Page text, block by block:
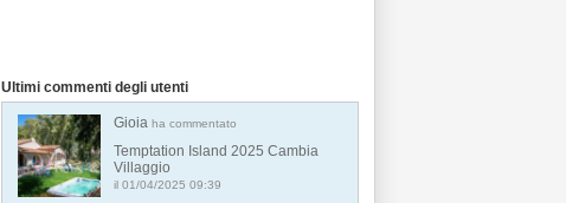
Ultimi commenti degli utenti
Gioia ha commentato
Temptation Island 2025 Cambia
Villaggio
il 01/04/2025 09:39